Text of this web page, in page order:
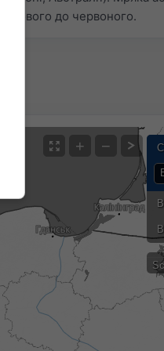
до червоного.
+ −